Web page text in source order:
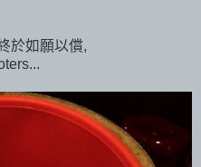
於如願以償,